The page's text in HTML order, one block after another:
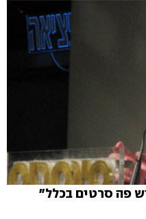
פה סרטים בכלל"